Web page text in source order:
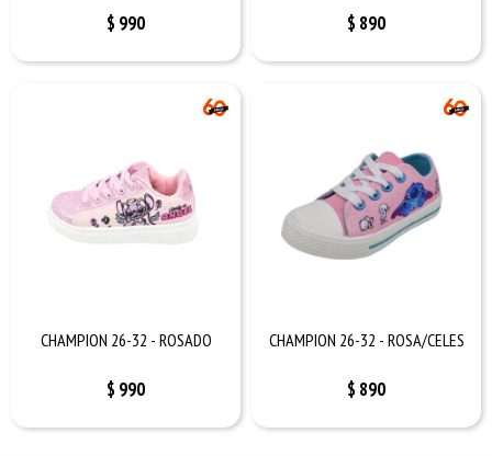
$ 990 $ 890
CHAMPION 26-32 - ROSADO
$ 990
CHAMPION 26-32 - ROSA/CELES
$ 890